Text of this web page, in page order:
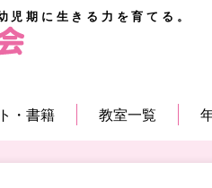
児期に生きる力を育てる。
・書籍 教室一覧